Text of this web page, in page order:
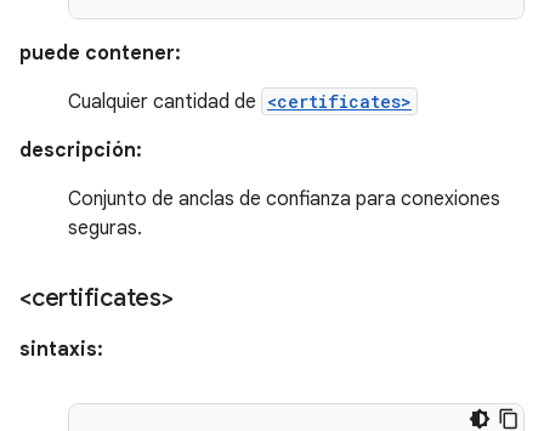
puede contener:
Cualquier cantidad de <certificates>
descripción:
Conjunto de anclas de confianza para conexiones
seguras.
<certificates>
sintaxis: